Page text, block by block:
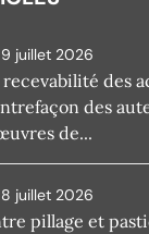
9 juillet 2026
recevabilité des
des
de...
8 juillet 2026
pillage et